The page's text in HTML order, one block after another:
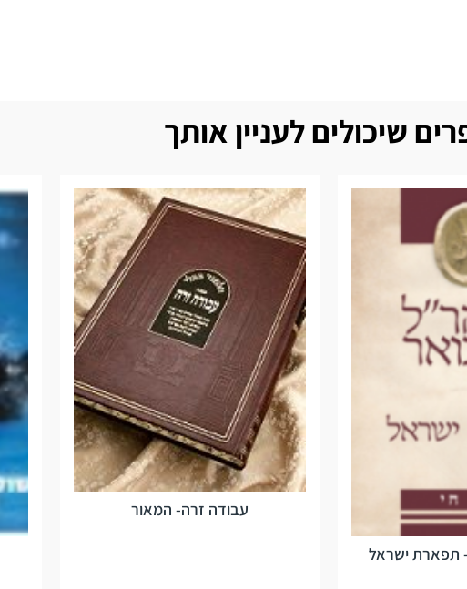
שיכולים לעניין אותך
תפארת ישראל
עבודה זרה- המאור